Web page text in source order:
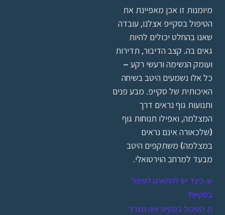
מיומנות זו אכן מאפיינת את
הטיפול בסקייפ אצלנו, עובדה
שאנו בהחלט יכולים להיות
גאים בה. קצב הדיבור, תדירות
ועומק הנשימה ורעשי רקע –
כל אלו נשמעים היטב בשיחה
האיכותית של סקייפ. מבע פנים
ותנועות גוף נראים דרך
המצלמה, ואפילו תנוחות גוף
(שלכאורה אינם נראים
במצלמה) משתקפים היטב
מבעד למרחב הוירטואלי.
ש. כיצד יש להתארגן לטיפול
בסקייפ?
ת. הטיפול בסקייפ אינו מצריך